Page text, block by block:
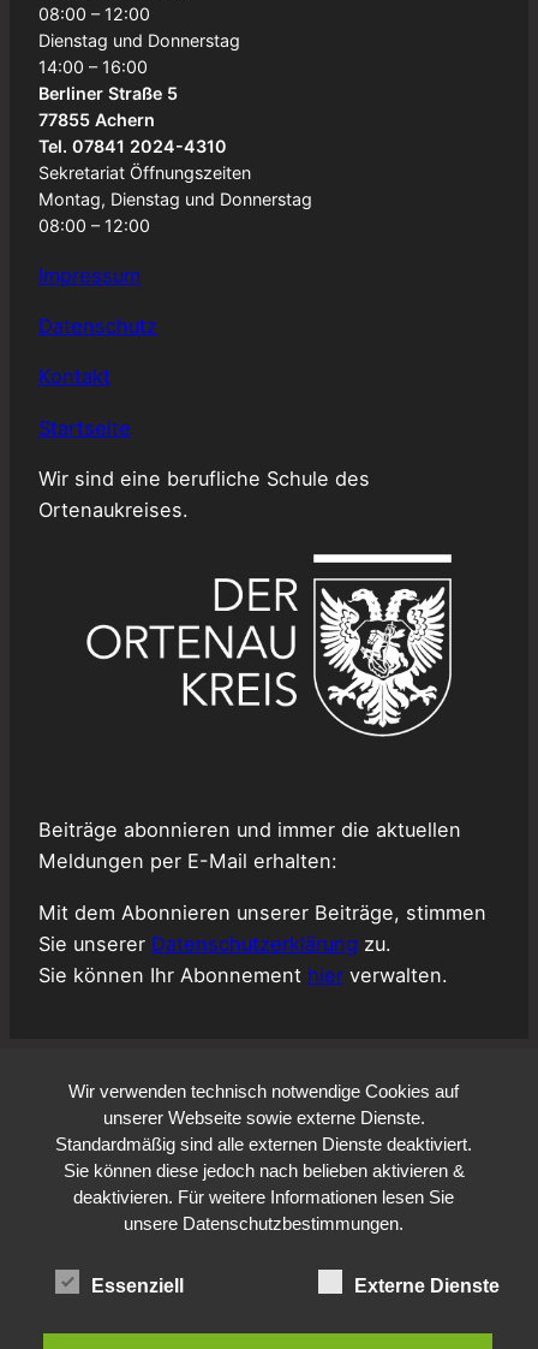
08:00 – 12:00
Dienstag und Donnerstag
14:00 – 16:00
Berliner Straße 5
77855 Achern
Tel. 07841 2024-4310
Sekretariat Öffnungszeiten
Montag, Dienstag und Donnerstag
08:00 – 12:00
Impressum
Datenschutz
Kontakt
Startseite
Wir sind eine berufliche Schule des
Ortenaukreises.
Beiträge abonnieren und immer die aktuellen
Meldungen per E-Mail erhalten:
Mit dem Abonnieren unserer Beiträge, stimmen
Sie unserer Datenschutzerklärung zu.
Sie können Ihr Abonnement hier verwalten.
Wir verwenden technisch notwendige Cookies auf
unserer Webseite sowie externe Dienste.
Standardmäßig sind alle externen Dienste deaktiviert.
Sie können diese jedoch nach belieben aktivieren &
deaktivieren. Für weitere Informationen lesen Sie
unsere Datenschutzbestimmungen.
Essenziell Externe Dienste